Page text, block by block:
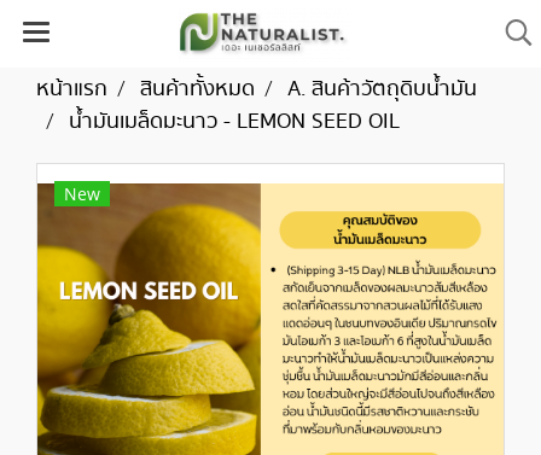
หน้าแรก สินค้าทั้งหมด
A. สินค้าวัตถุดิบน้ำมัน
น้ำมันเมล็ดมะนาว - LEMON SEED OIL
New